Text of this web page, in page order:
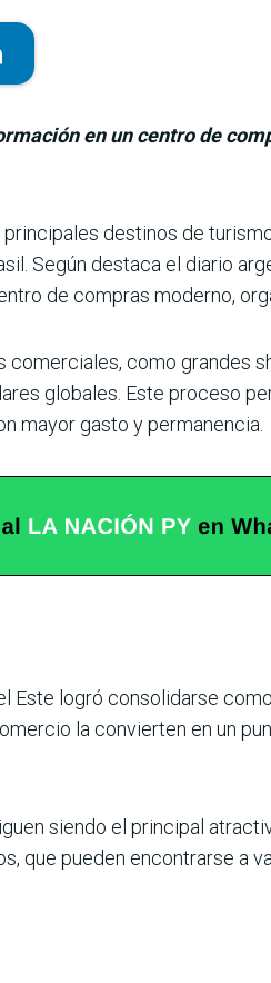
en un centro de
destinos de
Según destaca el diario
de compras moderno,
como gran­des
globales. Este proceso
mayor gasto y permanencia.
logró consolidarse
la con­vierten en un
siendo el princi­pal
que pueden encontrarse a